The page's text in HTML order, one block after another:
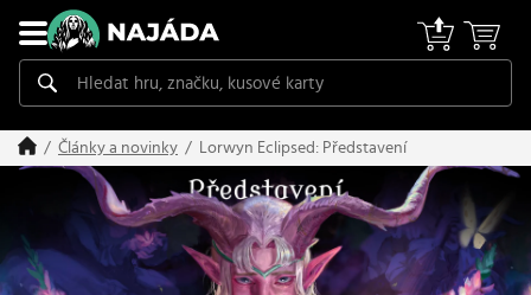
Články a novinky Lorwyn Eclipsed: Představení